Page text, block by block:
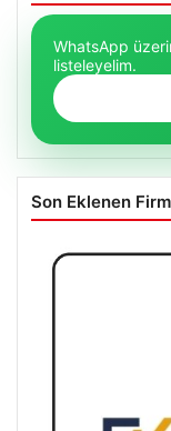
WhatsApp
listeleyelim.
Son Eklenen